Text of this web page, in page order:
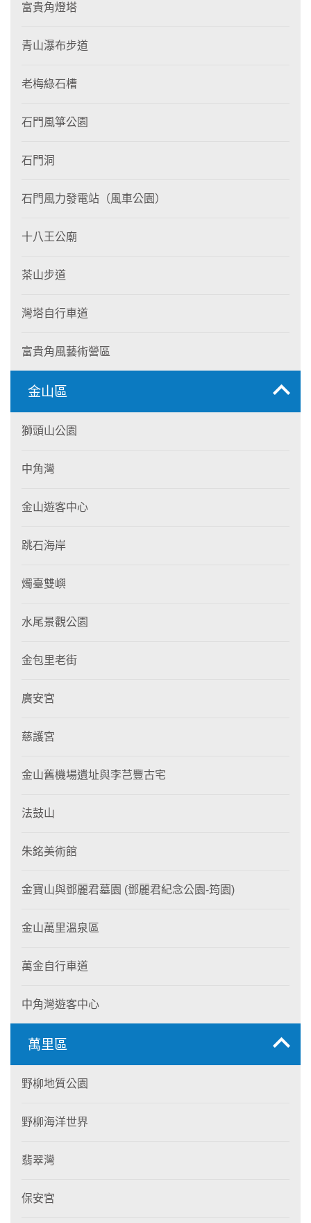
富貴角燈塔
青山瀑布步道
老梅綠石槽
石門風箏公園
石門洞
石門風力發電站（風車公園）
十八王公廟
茶山步道
灣塔自行車道
富貴角風藝術營區
金山區
獅頭山公園
中角灣
金山遊客中心
跳石海岸
燭臺雙嶼
水尾景觀公園
金包里老街
廣安宮
慈護宮
金山舊機場遺址與李芑豐古宅
法鼓山
朱銘美術館
金寶山與鄧麗君墓園 (鄧麗君紀念公園-筠園)
金山萬里溫泉區
萬金自行車道
中角灣遊客中心
萬里區
野柳地質公園
野柳海洋世界
翡翠灣
保安宮